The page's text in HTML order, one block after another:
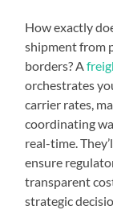
How exactly
shipment from
borders? A
orchestrates
carrier rates,
coordinating
real-time.
ensure
transparent
strategic